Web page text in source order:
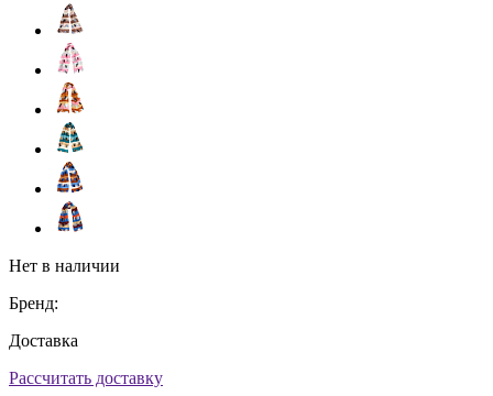
Нет в наличии
Бренд:
Доставка
Рассчитать доставку